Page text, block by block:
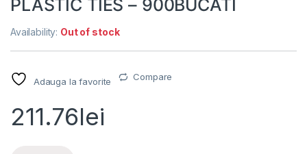
PLASTIC TIES – 900BUCATI
Availability: Out of stock
Adauga la favorite Compare
211.76lei